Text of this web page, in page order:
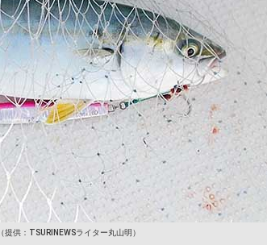
（提供：TSURINEWSライター丸山明）